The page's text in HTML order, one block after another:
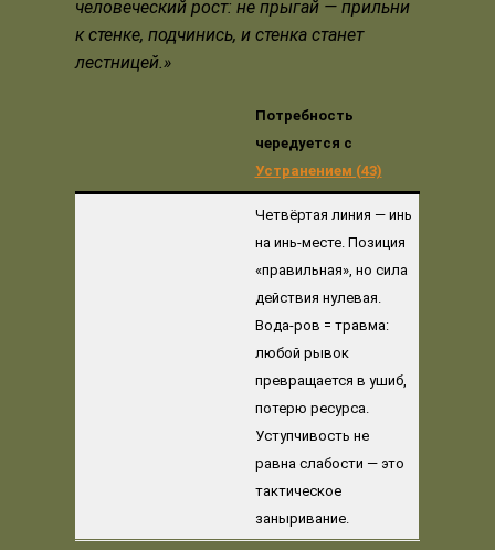
человеческий рост: не прыгай — прильни
к стенке, подчинись, и стенка станет
лестницей.»
Потребность
чередуется с
Устранением (43)
Четвёртая линия — инь
на инь-месте. Позиция
«правильная», но сила
действия нулевая.
Вода-ров = травма:
любой рывок
превращается в ушиб,
потерю ресурса.
Уступчивость не
равна слабости — это
тактическое
заныривание.